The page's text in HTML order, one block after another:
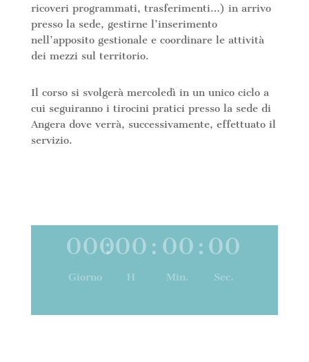
ricoveri programmati, trasferimenti…) in arrivo
presso la sede, gestirne l’inserimento
nell’apposito gestionale e coordinare le attività
dei mezzi sul territorio.
Il corso si svolgerà mercoledì in un unico ciclo a
cui seguiranno i tirocini pratici presso la sede di
Angera dove verrà, successivamente, effettuato il
servizio.
000
Giorno
:00
H
: 00
Min.
: 00
Sec.